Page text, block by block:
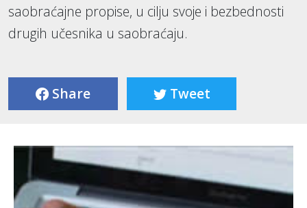
saobraćajne propise, u cilju svoje i bezbednosti
drugih učesnika u saobraćaju.
Share Tweet